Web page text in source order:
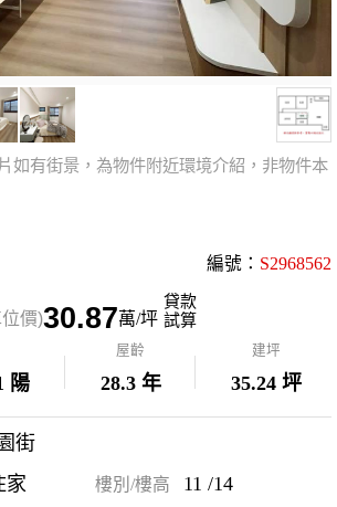
如有街景，為物件附近環境介紹，非物件本
編號： S2968562
價)30.87萬/坪
貸款
試算
陽
屋齡
28.3 年
建坪
35.24 坪
街
家 樓別/樓高 11 /14